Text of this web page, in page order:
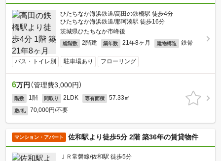
ひたちなか海浜鉄道/高田の鉄橋駅 徒歩4分
ひたちなか海浜鉄道/那珂湊駅 徒歩16分
茨城県ひたちなか市峰後
総階数 2階建 築年数 21年8ヶ月 建物構造 鉄骨
バス・トイレ別 駐車場あり フローリング
6万円 （管理費3,000円）
階数 1階 間取り 2LDK 専有面積 57.33㎡
敷/礼 70,000円/不要
マンション・アパート 佐和駅より徒歩5分 2階 築36年の賃貸物件
ＪＲ常磐線/佐和駅 徒歩5分